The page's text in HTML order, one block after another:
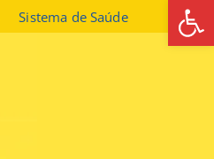
Sistema de Saúde